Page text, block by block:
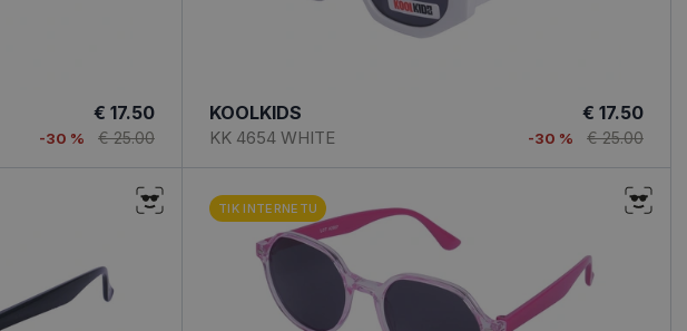
€ 17.50
-30 % € 25.00
KOOLKIDS
KK 4654 WHITE
€ 17.50
-30 % € 25.00
TIK INTERNETU